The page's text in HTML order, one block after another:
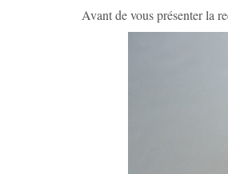
Avant de vous présenter la